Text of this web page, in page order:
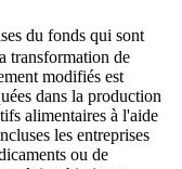
du fonds qui sont
transformation de
modifiés est
dans la production
alimentaires à l'aide
les entreprises
ou de